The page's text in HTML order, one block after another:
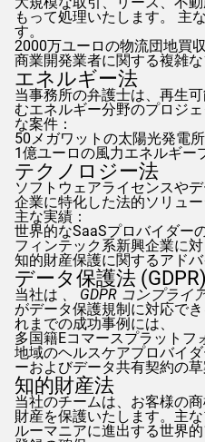
もって処理いたします。 主
す。
2000万ユーロの物流団地買
商業開発業者に関する複雑
エネルギー法
当事務所の弁護士は、再生
むエネルギー分野のプロジ
な案件：
50メガワットの太陽光発電
1億ユーロの風力エネルギー
テクノロジー法
ソフトウェアライセンスや
企業に特化した法的ソリュ
主な実績：
世界的なSaaSプロバイダー
フィンテック系新興企業に
知的財産保護に関するアドバ
データ保護法 (GDPR)
当社は 、 GDPR コンプライ
がデータ保護規制に対応で
れまでの成功事例には、
多国籍Eコマースプラットフ
地域のヘルスケアプロバイ
ーおよびデータ共有契約の草
知的財産法
当社のチームは、お客様の
財産を保護いたします。主な
ルーマニアに進出する世界